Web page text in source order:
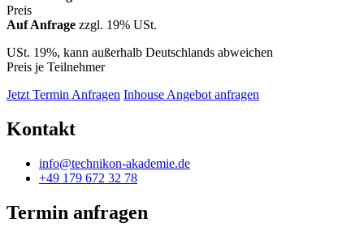
Preis
Auf Anfrage zzgl. 19% USt.
USt. 19%, kann außerhalb Deutschlands abweichen
Preis je Teilnehmer
Jetzt Termin Anfragen Inhouse Angebot anfragen
Kontakt
info@technikon-akademie.de
+49 179 672 32 78
Termin anfragen